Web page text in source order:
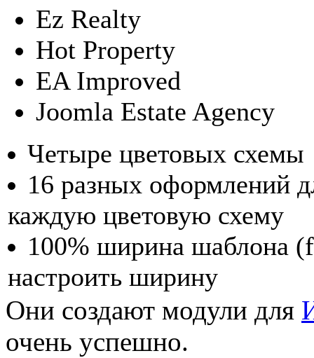
Ez Realty
Hot Property
EA Improved
Joomla Estate Agency
Четыре цветовых схемы
16 разных оформлений
каждую цветовую схему
100% ширина шаблона
настроить ширину
Они создают модули для
очень успешно.